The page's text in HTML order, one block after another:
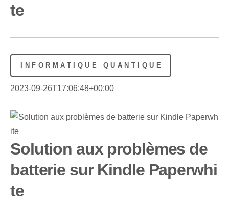
te
INFORMATIQUE QUANTIQUE
2023-09-26T17:06:48+00:00
Solution aux problèmes de
batterie sur Kindle Paperwhi
te